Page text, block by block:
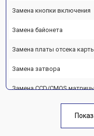
Замена кнопки включения
Замена байонета
Замена платы отсека
Замена затвора
Замена CCD/CMOS
Чистка матрицы